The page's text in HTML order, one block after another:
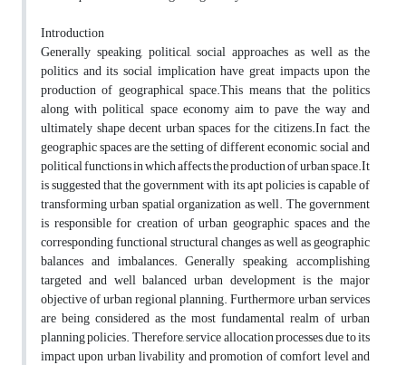
Introduction
Generally speaking, political, social approaches as well as the
politics and its social implication have great impacts upon the
production of geographical space.This means that the politics
along with political space economy aim to pave the way and
ultimately shape decent urban spaces for the citizens.In fact, the
geographic spaces are the setting of different economic, social and
political functions in which affects the production of urban space.It
is suggested that the government with its apt policies is capable of
transforming urban spatial organization as well. The government
is responsible for creation of urban geographic spaces and the
corresponding functional structural changes as well as geographic
balances and imbalances. Generally speaking, accomplishing
targeted and well balanced urban development is the major
objective of urban regional planning. Furthermore, urban services
are being considered as the most fundamental realm of urban
planning policies. Therefore, service allocation processes, due to its
impact upon urban livability and promotion of comfort level and